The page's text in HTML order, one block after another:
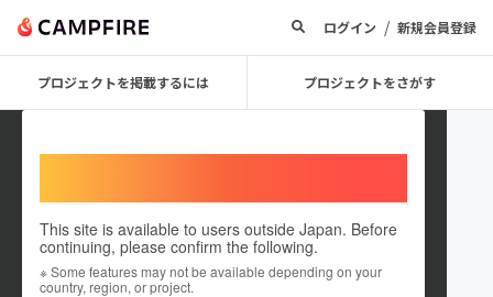
ログイン / 新規会員登録
プロジェクトを掲載するには プロジェクトをさがす
This site is available to users outside Japan. Before
continuing, please confirm the following.
※ Some features may not be available depending on your
country, region, or project.
kannoorimono